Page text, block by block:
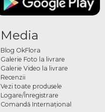
Media
Blog OkFlora
Galerie Foto la livrare
Galerie Video la livrare
Recenzii
Vezi toate produsele
Logare/Înregistrare
Comandă Internațional